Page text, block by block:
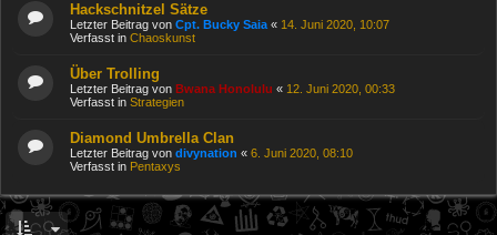
Hackschnitzel Sätze
Letzter Beitrag von Cpt. Bucky Saia « 14. Juni 2020, 10:07
Verfasst in Chaoskunst
Über Trolling
Letzter Beitrag von Bwana Honolulu « 12. Juni 2020, 00:33
Verfasst in Strategien
Diamond Umbrella Clan
Letzter Beitrag von divynation « 6. Juni 2020, 08:10
Verfasst in Pentaxys